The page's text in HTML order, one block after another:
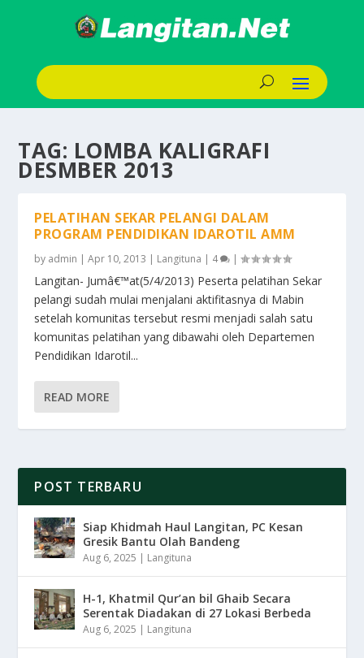
TAG: LOMBA KALIGRAFI
DESMBER 2013
PELATIHAN SEKAR PELANGI DALAM
PROGRAM PENDIDIKAN IDAROTIL AMM
by admin |Apr 10, 2013 | Langituna | 4 |
Langitan- Jumâ€™at(5/4/2013) Peserta pelatihan Sekar
pelangi sudah mulai menjalani aktifitasnya di Mabin
setelah komunitas tersebut resmi menjadi salah satu
komunitas pelatihan yang dibawahi oleh Departemen
Pendidikan Idarotil...
READ MORE
POST TERBARU
Siap Khidmah Haul Langitan, PC Kesan
Gresik Bantu Olah Bandeng
Aug 6, 2025 | Langituna
H-1, Khatmil Qur’an bil Ghaib Secara
Serentak Diadakan di 27 Lokasi Berbeda
Aug 6, 2025 | Langituna